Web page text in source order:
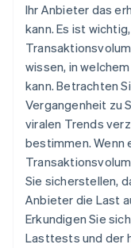
Ihr Anbieter das
kann. Es ist
wissen, in
kann. Betrachten
Vergangenheit zu
viralen Trends
bestimmen. Wenn
Sie sicherstellen,
Anbieter die Last
Erkundigen Sie
Lasttests und der